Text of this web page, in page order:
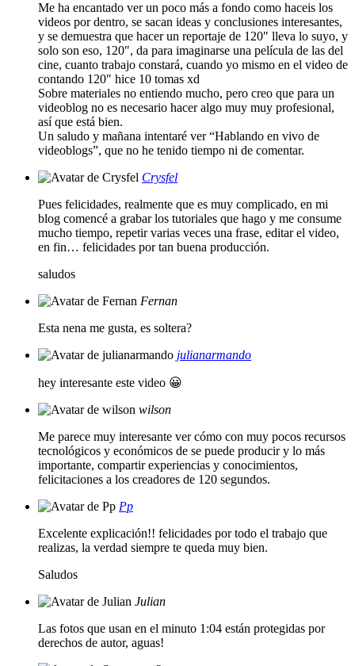
Me ha encantado ver un poco más a fondo como haceis los
videos por dentro, se sacan ideas y conclusiones interesantes,
y se demuestra que hacer un reportaje de 120″ lleva lo suyo, y
solo son eso, 120″, da para imaginarse una película de las del
cine, cuanto trabajo constará, cuando yo mismo en el video de
contando 120″ hice 10 tomas xd
Sobre materiales no entiendo mucho, pero creo que para un
videoblog no es necesario hacer algo muy muy profesional,
así que está bien.
Un saludo y mañana intentaré ver “Hablando en vivo de
videoblogs”, que no he tenido tiempo ni de comentar.
Crysfel
Pues felicidades, realmente que es muy complicado, en mi
blog comencé a grabar los tutoriales que hago y me consume
mucho tiempo, repetir varias veces una frase, editar el video,
en fin… felicidades por tan buena producción.
saludos
Fernan
Esta nena me gusta, es soltera?
julianarmando
hey interesante este video 😀
wilson
Me parece muy interesante ver cómo con muy pocos recursos
tecnológicos y económicos de se puede producir y lo más
importante, compartir experiencias y conocimientos,
felicitaciones a los creadores de 120 segundos.
Pp
Excelente explicación!! felicidades por todo el trabajo que
realizas, la verdad siempre te queda muy bien.
Saludos
Julian
Las fotos que usan en el minuto 1:04 están protegidas por
derechos de autor, aguas!